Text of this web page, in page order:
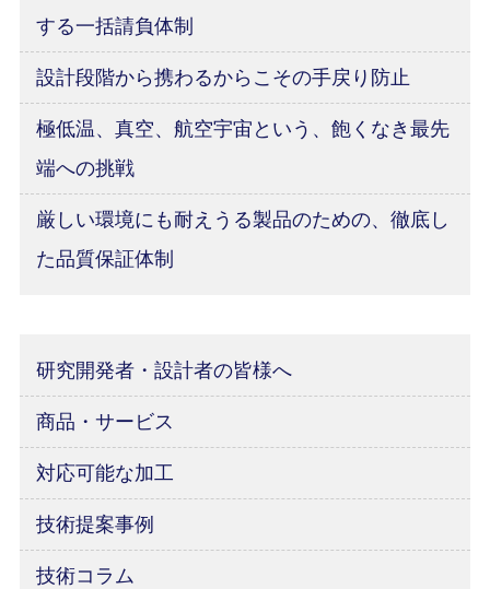
する一括請負体制
設計段階から携わるからこその手戻り防止
極低温、真空、航空宇宙という、飽くなき最先
端への挑戦
厳しい環境にも耐えうる製品のための、徹底し
た品質保証体制
研究開発者・設計者の皆様へ
商品・サービス
対応可能な加工
技術提案事例
技術コラム